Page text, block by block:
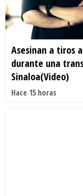
Asesinan a tiros
durante una
Sinaloa(Video)
Hace 15 horas